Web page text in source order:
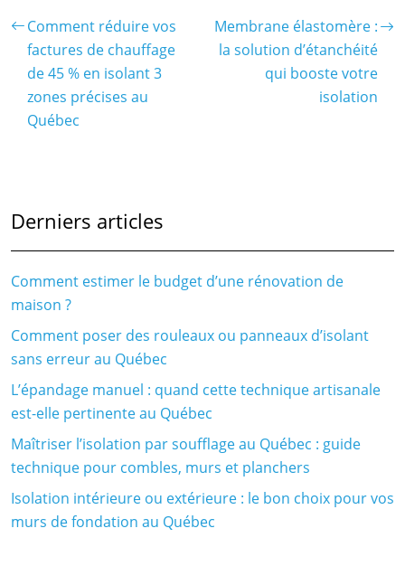
Comment réduire vos
factures de chauffage
de 45 % en isolant 3
zones précises au
Québec
Membrane élastomère :
la solution d’étanchéité
qui booste votre
isolation
Derniers articles
Comment estimer le budget d’une rénovation de
maison ?
Comment poser des rouleaux ou panneaux d’isolant
sans erreur au Québec
L’épandage manuel : quand cette technique artisanale
est-elle pertinente au Québec
Maîtriser l’isolation par soufflage au Québec : guide
technique pour combles, murs et planchers
Isolation intérieure ou extérieure : le bon choix pour vos
murs de fondation au Québec